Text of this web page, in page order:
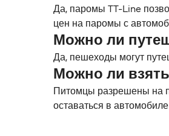
Да, паромы TT-Line
цен на паромы с
Можно ли
Да, пешеходы могут
Можно ли
Питомцы разрешены на
оставаться в